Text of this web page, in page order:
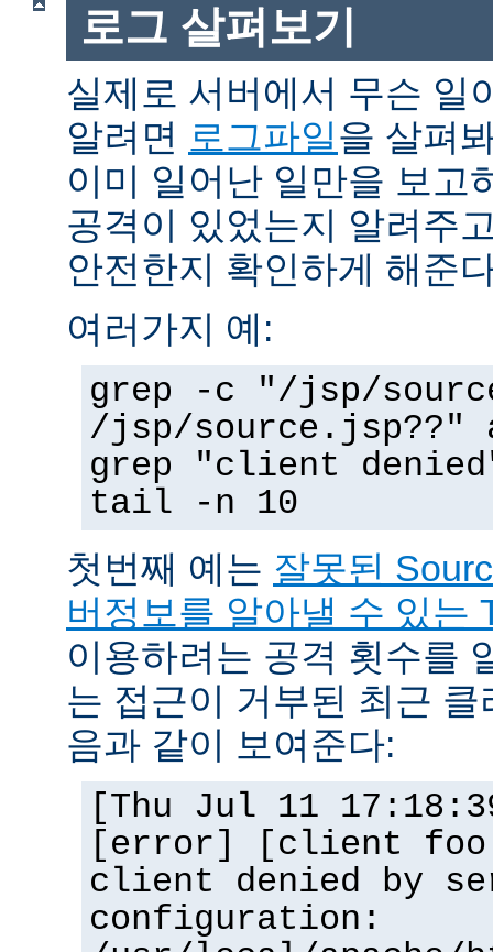
로그 살펴보기
실제로 서버에서 무슨 일
알려면 로그파일을 살펴
이미 일어난 일만을 보고
공격이 있었는지 알려주
안전한지 확인하게 해준
여러가지 예:
grep -c "/jsp/
/jsp/source.jsp??"
grep "client
tail -n 10
첫번째 예는 잘못된
버정보를 알아낼 수 있는
이용하려는 공격 횟수를
는 접근이 거부된 최근
음과 같이 보여준다:
[Thu Jul 11
[error] [client
client denied by
configuration: